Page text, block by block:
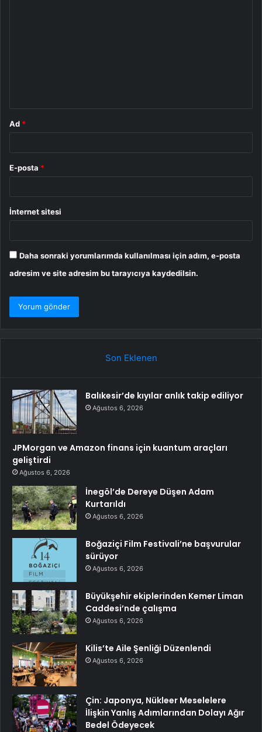
Ad *
E-posta *
İnternet sitesi
Daha sonraki yorumlarımda kullanılması için adım, e-posta
adresim ve site adresim bu tarayıcıya kaydedilsin.
Son Eklenen
Balıkesir’de kıyılar anlık takip ediliyor
Ağustos 6, 2026
JPMorgan ve Amazon finans için kuantum araçları
geliştirdi
Ağustos 6, 2026
İnegöl’de Dereye Düşen Adam
Kurtarıldı
Ağustos 6, 2026
Boğaziçi Film Festivali’ne başvurular
sürüyor
Ağustos 6, 2026
Büyükşehir ekiplerinden Kemer Liman
Caddesi’nde çalışma
Ağustos 6, 2026
Kilis’te Aile Şenliği Düzenlendi
Ağustos 6, 2026
Çin: Japonya, Nükleer Meselelere
İlişkin Yanlış Adımlarından Dolayı Ağır
Bedel Ödeyecek